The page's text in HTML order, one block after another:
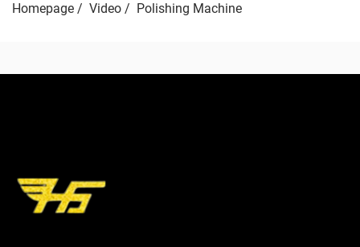
Homepage / Video / Polishing Machine